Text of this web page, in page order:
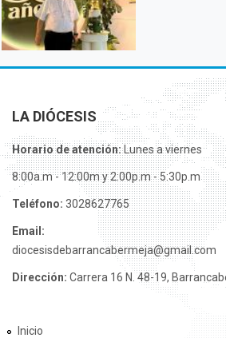
LA DIÓCESIS
Horario de atención:Lunes a viernes
8:00a.m - 12:00m y 2:00p.m - 5:30p.m
Teléfono: 3028627765
Email:
diocesisdebarrancabermeja@gmail.com
Dirección: Carrera 16 N. 48-19,
Inicio